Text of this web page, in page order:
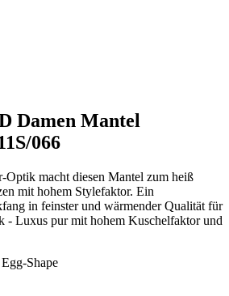
Damen Mantel
066
Optik macht diesen Mantel zum heiß
mit hohem Stylefaktor. Ein
in feinster und wärmender Qualität für
- Luxus pur mit hohem Kuschelfaktor und
Shape